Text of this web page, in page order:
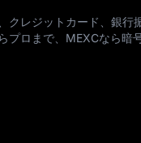
レジットカード、銀行
プロまで、MEXCなら暗